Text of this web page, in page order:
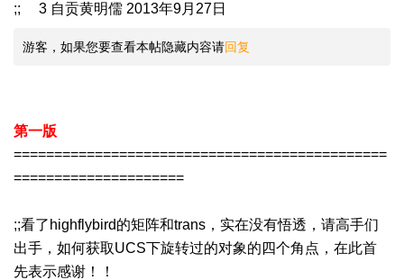
;; 3 自贡黄明儒 2013年9月27日
游客，如果您要查看本帖隐藏内容请回复
第一版
==============================================
=====================
;;看了highflybird的矩阵和trans，实在没有悟透，请高手们
出手，如何获取UCS下旋转过的对象的四个角点，在此首
先表示感谢！！